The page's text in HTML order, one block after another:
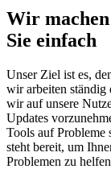
Wir
Sie einfach
Unser Ziel ist es,
wir arbeiten ständig
wir auf unsere
Updates
Tools auf Probleme
steht bereit, um
Problemen zu